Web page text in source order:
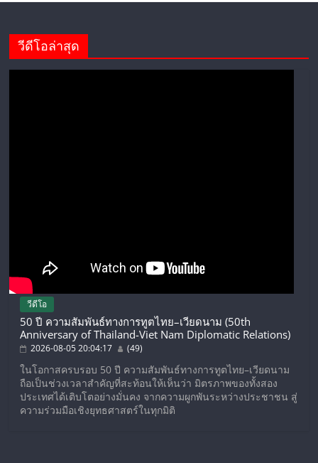
วีดีโอล่าสุด
วีดีโอ
50 ปี ความสัมพันธ์ทางการทูตไทย–เวียดนาม (50th
Anniversary of Thailand-Viet Nam Diplomatic Relations)
2026-08-05 20:04:17 (49)
ในโอกาสครบรอบ 50 ปี ความสัมพันธ์ทางการทูตไทย–เวียดนาม
ถือเป็นช่วงเวลาสำคัญที่สะท้อนให้เห็นว่า มิตรภาพของทั้งสอง
ประเทศได้เติบโตอย่างมั่นคง จากความผูกพันระหว่างประชาชน สู่
ความร่วมมือเชิงยุทธศาสตร์ในทุกมิติ